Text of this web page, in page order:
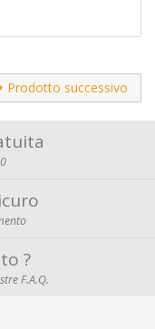
Prodotto successivo
?
F.A.Q.